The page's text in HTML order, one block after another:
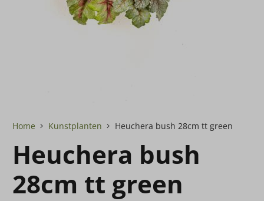
Home Kunstplanten Heuchera bush 28cm tt green
Heuchera bush
28cm tt green